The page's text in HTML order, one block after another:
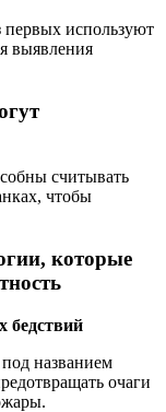
используют
выявления
считывать
чтобы
которые
бедствий
названием
очаги